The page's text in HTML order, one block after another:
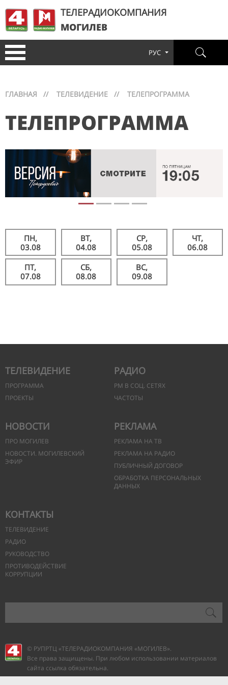
ТЕЛЕРАДИОКОМПАНИЯ
МОГИЛЕВ
РУС
ГЛАВНАЯ // ТЕЛЕВИДЕНИЕ // ТЕЛЕПРОГРАММА
ТЕЛЕПРОГРАММА
ПН,
03.08
ВТ,
04.08
СР,
05.08
ЧТ,
06.08
ПТ,
07.08
СБ,
08.08
ВС,
09.08
ТЕЛЕВИДЕНИЕ
ПРОГРАММА
ПРОЕКТЫ
РАДИО
РМ В СОЦ. СЕТЯХ
ЧАСТОТЫ
НОВОСТИ
ПРО МОГИЛЕВ
НОВОСТИ. МОГИЛЕВСКИЙ
ЭФИР
РЕКЛАМА
РЕКЛАМА НА ТВ
РЕКЛАМА НА РАДИО
ПУБЛИЧНЫЙ ДОГОВОР
ОБРАБОТКА ПЕРСОНАЛЬНЫХ
ДАННЫХ
КОНТАКТЫ
ТЕЛЕВИДЕНИЕ
РАДИО
РУКОВОДСТВО
ПРОТИВОДЕЙСТВИЕ
КОРРУПЦИИ
© РУПРТЦ «ТЕЛЕРАДИОКОМПАНИЯ «МОГИЛЕВ».
Все права защищены. При любом использовании материалов
сайта ссылка обязательна.